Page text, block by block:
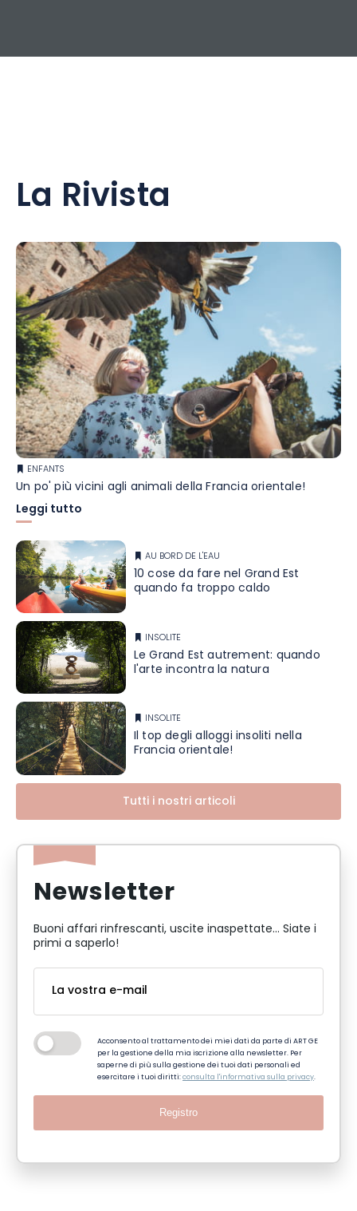
La Rivista
ENFANTS
Un po' più vicini agli animali della Francia orientale!
Leggi tutto
AU BORD DE L'EAU
10 cose da fare nel Grand Est
quando fa troppo caldo
INSOLITE
Le Grand Est autrement: quando
l'arte incontra la natura
INSOLITE
Il top degli alloggi insoliti nella
Francia orientale!
Tutti i nostri articoli
Newsletter
Buoni affari rinfrescanti, uscite inaspettate... Siate i
primi a saperlo!
Acconsento al trattamento dei miei dati da parte di ART GE
per la gestione della mia iscrizione alla newsletter. Per
saperne di più sulla gestione dei tuoi dati personali ed
esercitare i tuoi diritti:consulta l'informativa sulla privacy.
Registro